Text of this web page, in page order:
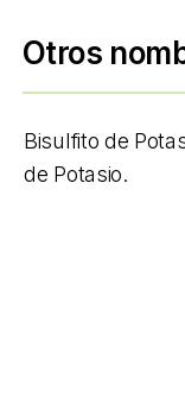
Otros
Bisulfito de
de Potasio.